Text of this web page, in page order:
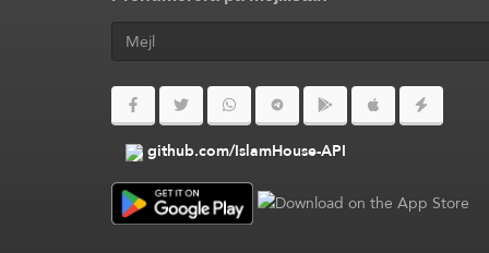
github.com/IslamHouse-API